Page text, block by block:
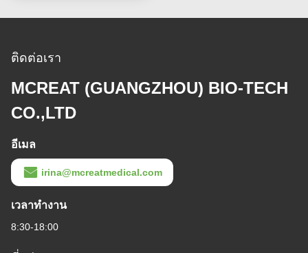
ถุงน้ําดูดปิด แบบ L
กลมเล็บหมุนคู่สําหรับโรง
พยาบาล
หา ราคา ที่ ดี ที่สุด
สําหรับผู้ใหญ่